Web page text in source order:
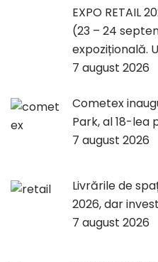
EXPO RETAIL
(23 – 24
expozițională.
7 august 2026
Cometex
Park, al 18-
7 august 2026
Livrările de
2026, dar
7 august 2026